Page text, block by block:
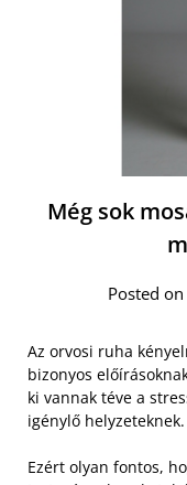
Még sok
Posted
Az orvosi ruha
bizonyos
ki vannak téve a
igénylő helyzeteknek.
Ezért olyan fontos,